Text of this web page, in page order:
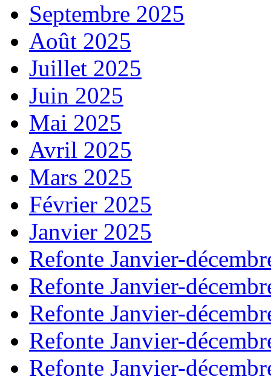
Septembre 2025
Août 2025
Juillet 2025
Juin 2025
Mai 2025
Avril 2025
Mars 2025
Février 2025
Janvier 2025
Refonte Janvier-
Refonte Janvier-
Refonte Janvier-
Refonte Janvier-
Refonte Janvier-